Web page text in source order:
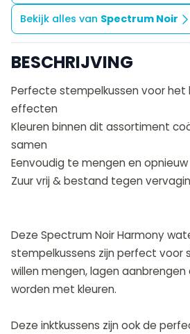
Bekijk alles van Spectrum Noir
BESCHRIJVING
Perfecte stempelkussen voor het
effecten
Kleuren binnen dit assortiment
samen
Eenvoudig te mengen en
Zuur vrij & bestand tegen
Deze Spectrum Noir Harmony
stempelkussens zijn perfect voor
willen mengen, lagen
worden met kleuren.
Deze inktkussens zijn ook de